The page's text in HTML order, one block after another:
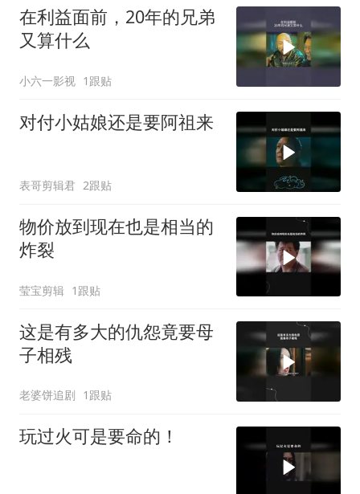
在利益面前，20年的兄弟
又算什么
小六一影视 1跟贴
对付小姑娘还是要阿祖来
表哥剪辑君 2跟贴
物价放到现在也是相当的
炸裂
莹宝剪辑 1跟贴
这是有多大的仇怨竟要母
子相残
老婆饼追剧 1跟贴
玩过火可是要命的！